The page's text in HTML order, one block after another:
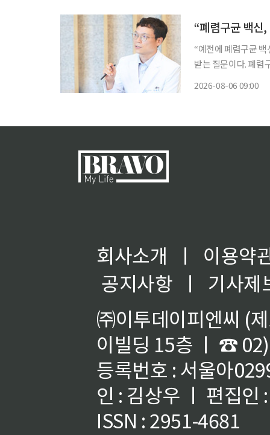
“폐렴구균 백
“예전에 폐렴구균 백신을 맞았는
받는 질문이다. 폐렴
2026-08-06 09:00
회사소개 ㅣ
이용약
공지사항
ㅣ
기사제
㈜이투데이피엔씨 (
이빌딩 15층 ㅣ ☎
등록번호 : 서울아
인 : 김상우 ㅣ 편집인
ISSN : 2951-4681